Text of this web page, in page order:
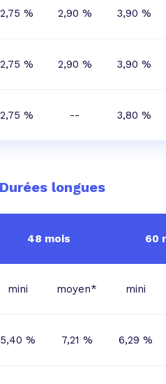
2,75 % 2,90 % 3,90 %
2,75 % 2,90 % 3,90 %
2,75 % -- 3,80 %
longues
48 mois 60
mini moyen* mini
5,40 % 7,21 % 6,29 %